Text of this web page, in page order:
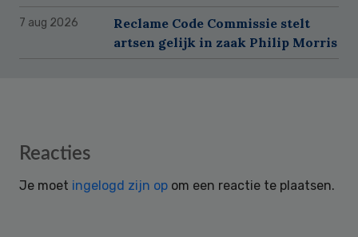
7 aug 2026
Reclame Code Commissie stelt
artsen gelijk in zaak Philip Morris
Reader
Reacties
Je moet ingelogd zijn op om een reactie te plaatsen.